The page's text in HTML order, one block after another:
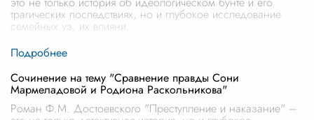
трагических последствиях, но и глубокое исследование
семейных уз, их влияни
Сочинение на тему "Сравнение правды Сони
Мармеладовой и Родиона Раскольникова"
Роман Ф.М. Достоевского "Преступление и наказание" –